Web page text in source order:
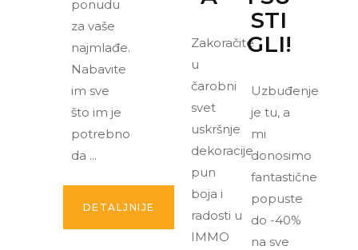
ponudu
za vaše
najmlađe.
Nabavite
im sve
što im je
potrebno
da
DETALJNIJE
Zakoračite
u
čarobni
svet
uskršnje
dekoracije
pun
boja i
radosti u
IMMO
STI
GLI!
Uzbuđenje
je tu, a
mi
donosimo
fantastične
popuste
do -40%
na sve